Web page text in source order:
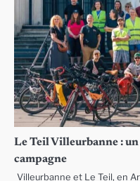
Le Teil Villeurbanne :
campagne
Villeurbanne et Le Teil, en